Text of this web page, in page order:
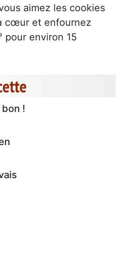
aimez les cookies
cœur et enfournez
pour environ 15
!